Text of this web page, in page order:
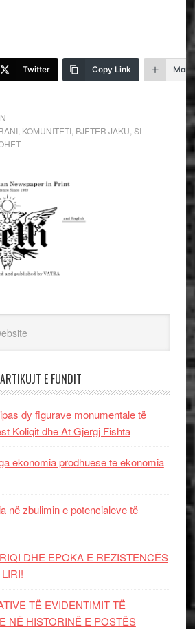
Twitter Copy Link More
, KOMUNITETI, PJETER JAKU SI
ARTIKUJT E FUNDIT
dy figurave monumentale të
Koliqit dhe At Gjergj Fishta
ekonomia prodhuese te ekonomia
në zbulimin e potencialeve të
DHE EPOKA E REZISTENCЁS
TË EVIDENTIMIT TË
NË HISTORINË E POSTËS